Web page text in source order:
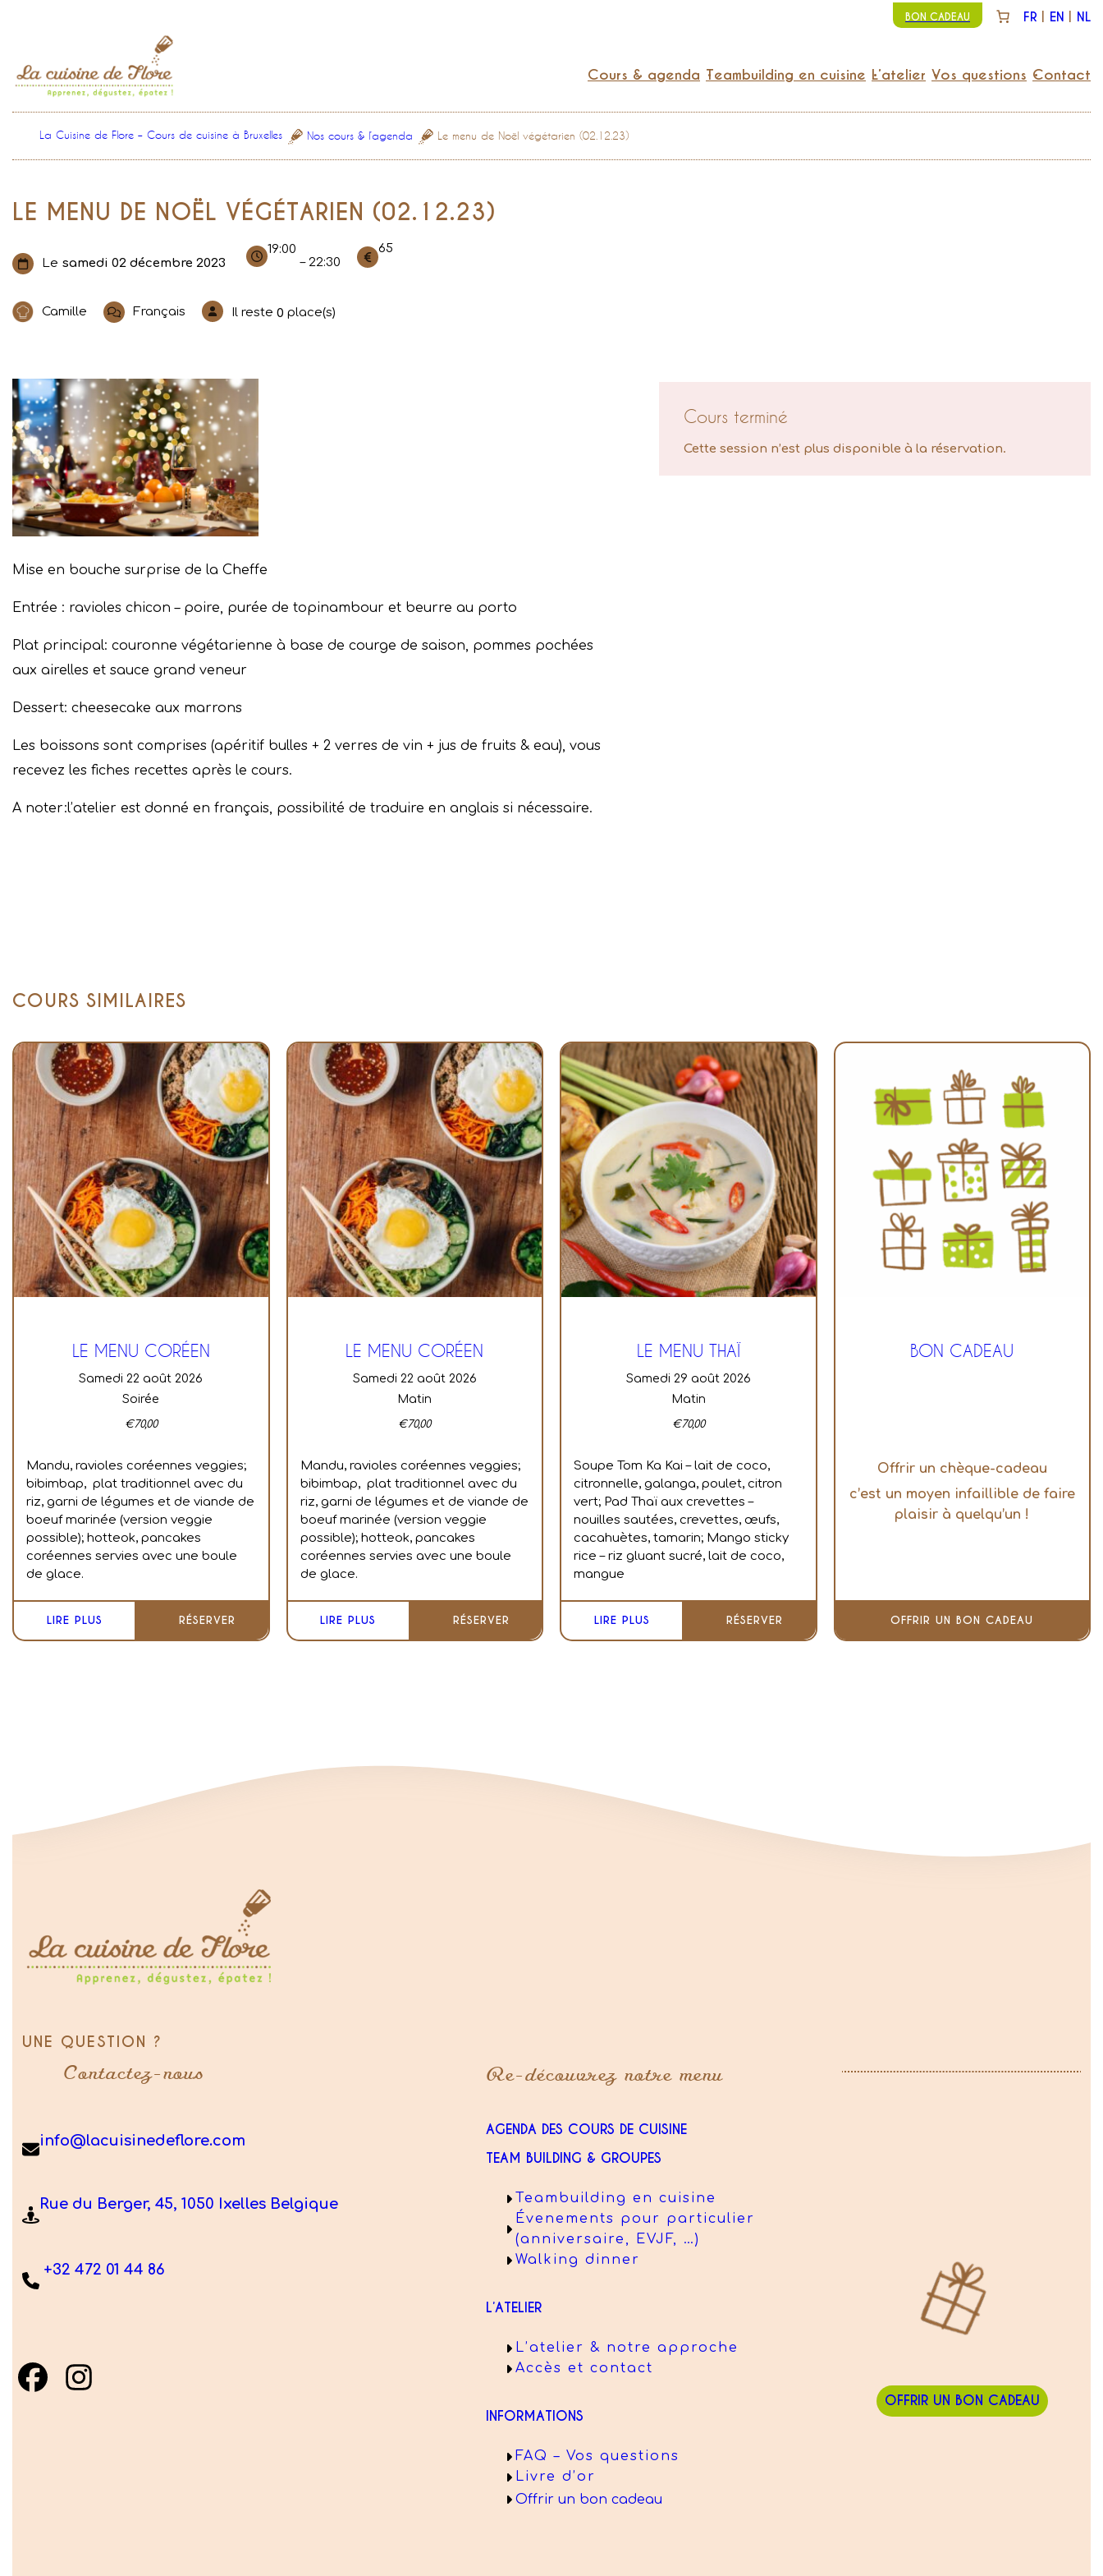
BON CADEAU FR EN NL
Cours & agenda Teambuilding en cuisine L’atelier Vos questions Contact
La Cuisine de Flore – Cours de cuisine à Bruxelles Nos cours & l’agenda Le menu de Noël végétarien (02.12.23)
LE MENU DE NOËL VÉGÉTARIEN (02.12.23)
Le samedi 02 décembre 2023
19:00
– 22:30
65
Camille Français Il reste 0 place(s)
Mise en bouche surprise de la Cheffe
Entrée : ravioles chicon – poire, purée de topinambour et beurre au porto
Plat principal: couronne végétarienne à base de courge de saison, pommes pochées
aux airelles et sauce grand veneur
Dessert: cheesecake aux marrons
Les boissons sont comprises (apéritif bulles + 2 verres de vin + jus de fruits & eau), vous
recevez les fiches recettes après le cours.
A noter:l’atelier est donné en français, possibilité de traduire en anglais si nécessaire.
Cours terminé
Cette session n’est plus disponible à la réservation.
COURS SIMILAIRES
LE MENU CORÉEN
samedi 22 août 2026
Soirée
€70,00
Mandu, ravioles coréennes veggies;
bibimbap, plat traditionnel avec du
riz, garni de légumes et de viande de
boeuf marinée (version veggie
possible); hotteok, pancakes
coréennes servies avec une boule
de glace.
LIRE PLUS RÉSERVER
LE MENU CORÉEN
samedi 22 août 2026
Matin
€70,00
Mandu, ravioles coréennes veggies;
bibimbap, plat traditionnel avec du
riz, garni de légumes et de viande de
boeuf marinée (version veggie
possible); hotteok, pancakes
coréennes servies avec une boule
de glace.
LIRE PLUS RÉSERVER
LE MENU THAÏ
samedi 29 août 2026
Matin
€70,00
Soupe Tom Ka Kai – lait de coco,
citronnelle, galanga, poulet, citron
vert; Pad Thaï aux crevettes –
nouilles sautées, crevettes, œufs,
cacahuètes, tamarin; Mango sticky
rice – riz gluant sucré, lait de coco,
mangue
LIRE PLUS RÉSERVER
BON CADEAU
Offrir un chèque-cadeau
c’est un moyen infaillible de faire
plaisir à quelqu’un !
OFFRIR UN BON CADEAU
UNE QUESTION ?
Contactez-nous
info@lacuisinedeflore.com
Rue du Berger, 45, 1050 Ixelles Belgique
+32 472 01 44 86
Re-découvrez notre menu
AGENDA DES COURS DE CUISINE
TEAM BUILDING & GROUPES
Teambuilding en cuisine
Évenements pour particulier
(anniversaire, EVJF, …)
Walking dinner
L’ATELIER
L’atelier & notre approche
Accès et contact
INFORMATIONS
FAQ – Vos questions
Livre d’or
Offrir un bon cadeau
OFFRIR UN BON CADEAU